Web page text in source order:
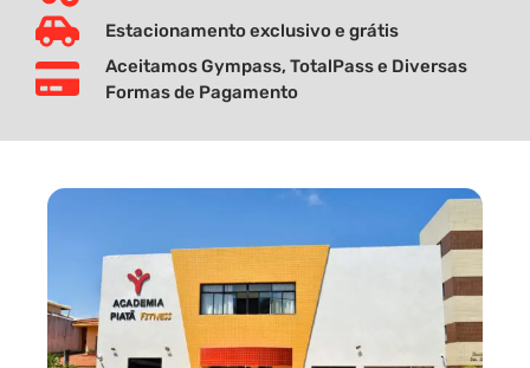
Estacionamento exclusivo e grátis
Aceitamos Gympass, TotalPass e Diversas
Formas de Pagamento